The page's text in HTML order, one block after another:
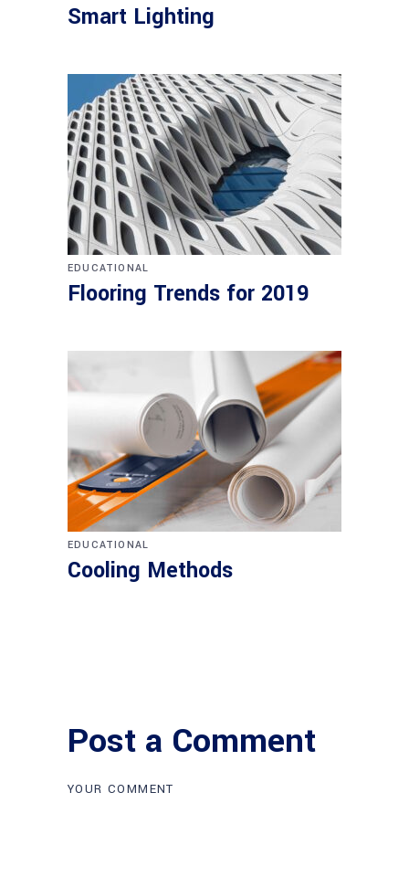
Smart Lighting
EDUCATIONAL
Flooring Trends for 2019
EDUCATIONAL
Cooling Methods
Post a Comment